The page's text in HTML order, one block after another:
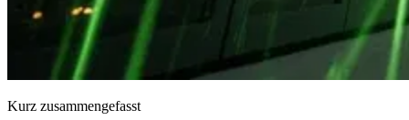
Kurz zusammengefasst